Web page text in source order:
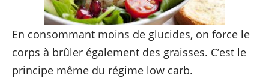
En consommant moins de glucides, on force le
corps à brûler également des graisses. C’est le
principe même du régime low carb.